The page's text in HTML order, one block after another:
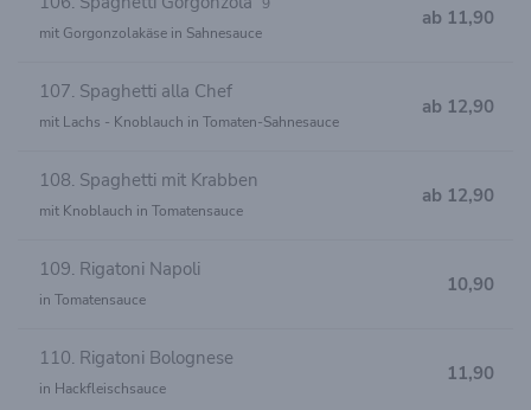
mit Gorgonzolakäse in Sahnesauce
ab 11,90
107. Spaghetti alla Chef
mit Lachs - Knoblauch in Tomaten-Sahnesauce
ab 12,90
108. Spaghetti mit Krabben
mit Knoblauch in Tomatensauce
ab 12,90
109. Rigatoni Napoli
in Tomatensauce
10,90
110. Rigatoni Bolognese
in Hackfleischsauce
11,90